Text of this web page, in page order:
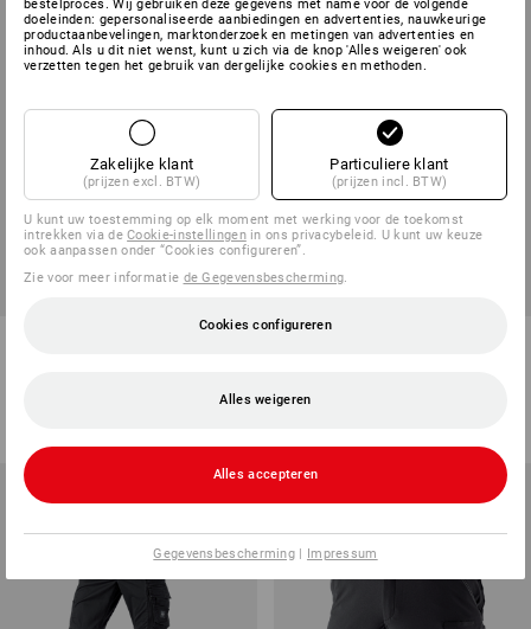
v.a.
bestelproces. Wij gebruiken deze gegevens met name voor de volgende
doeleinden: gepersonaliseerde aanbiedingen en advertenties, nauwkeurige
productaanbevelingen, marktonderzoek en metingen van advertenties en
inhoud. Als u dit niet wenst, kunt u zich via de knop 'Alles weigeren' ook
verzetten tegen het gebruik van dergelijke cookies en methoden.
Zakelijke klant
(prijzen excl. BTW)
Particuliere klant
(prijzen incl. BTW)
U kunt uw toestemming op elk moment met werking voor de toekomst
intrekken via deCookie-instellingenin ons privacybeleid. U kunt uw keuze
ook aanpassen onder “Cookies configureren”.
Zie voor meer informatie de Gegevensbescherming
Cookies configureren
Alles weigeren
Alles accepteren
Gegevensbescherming | Impressum